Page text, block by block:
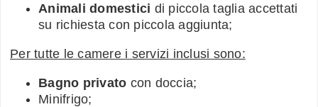
Animali domestici di piccola taglia accettati
su richiesta con piccola aggiunta;
Per tutte le camere i servizi inclusi sono:
Bagno privato con doccia;
Minifrigo;